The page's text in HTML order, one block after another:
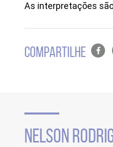
As interpretações
COMPARTILHE Lista
Seção
de
vídeo
NELSON